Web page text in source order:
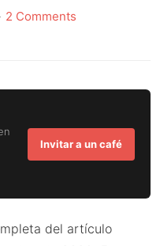
2 Comments
Invitar a un café
del artículo